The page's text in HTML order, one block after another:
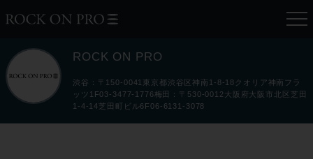
ROCK ON PRO
渋谷：〒150-0041東京都渋谷区神南1-8-18クオリア神南フラ
ッツ1F03-3477-1776梅田：〒530-0012大阪府大阪市北区芝田
1-4-14芝田町ビル6F06-6131-3078